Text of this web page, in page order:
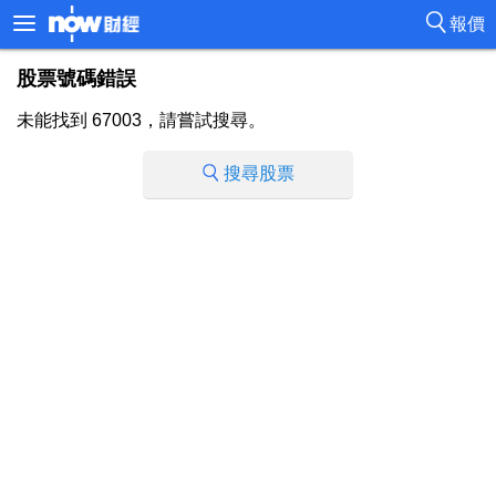
報價
股票號碼錯誤
未能找到 67003，請嘗試搜尋。
搜尋股票